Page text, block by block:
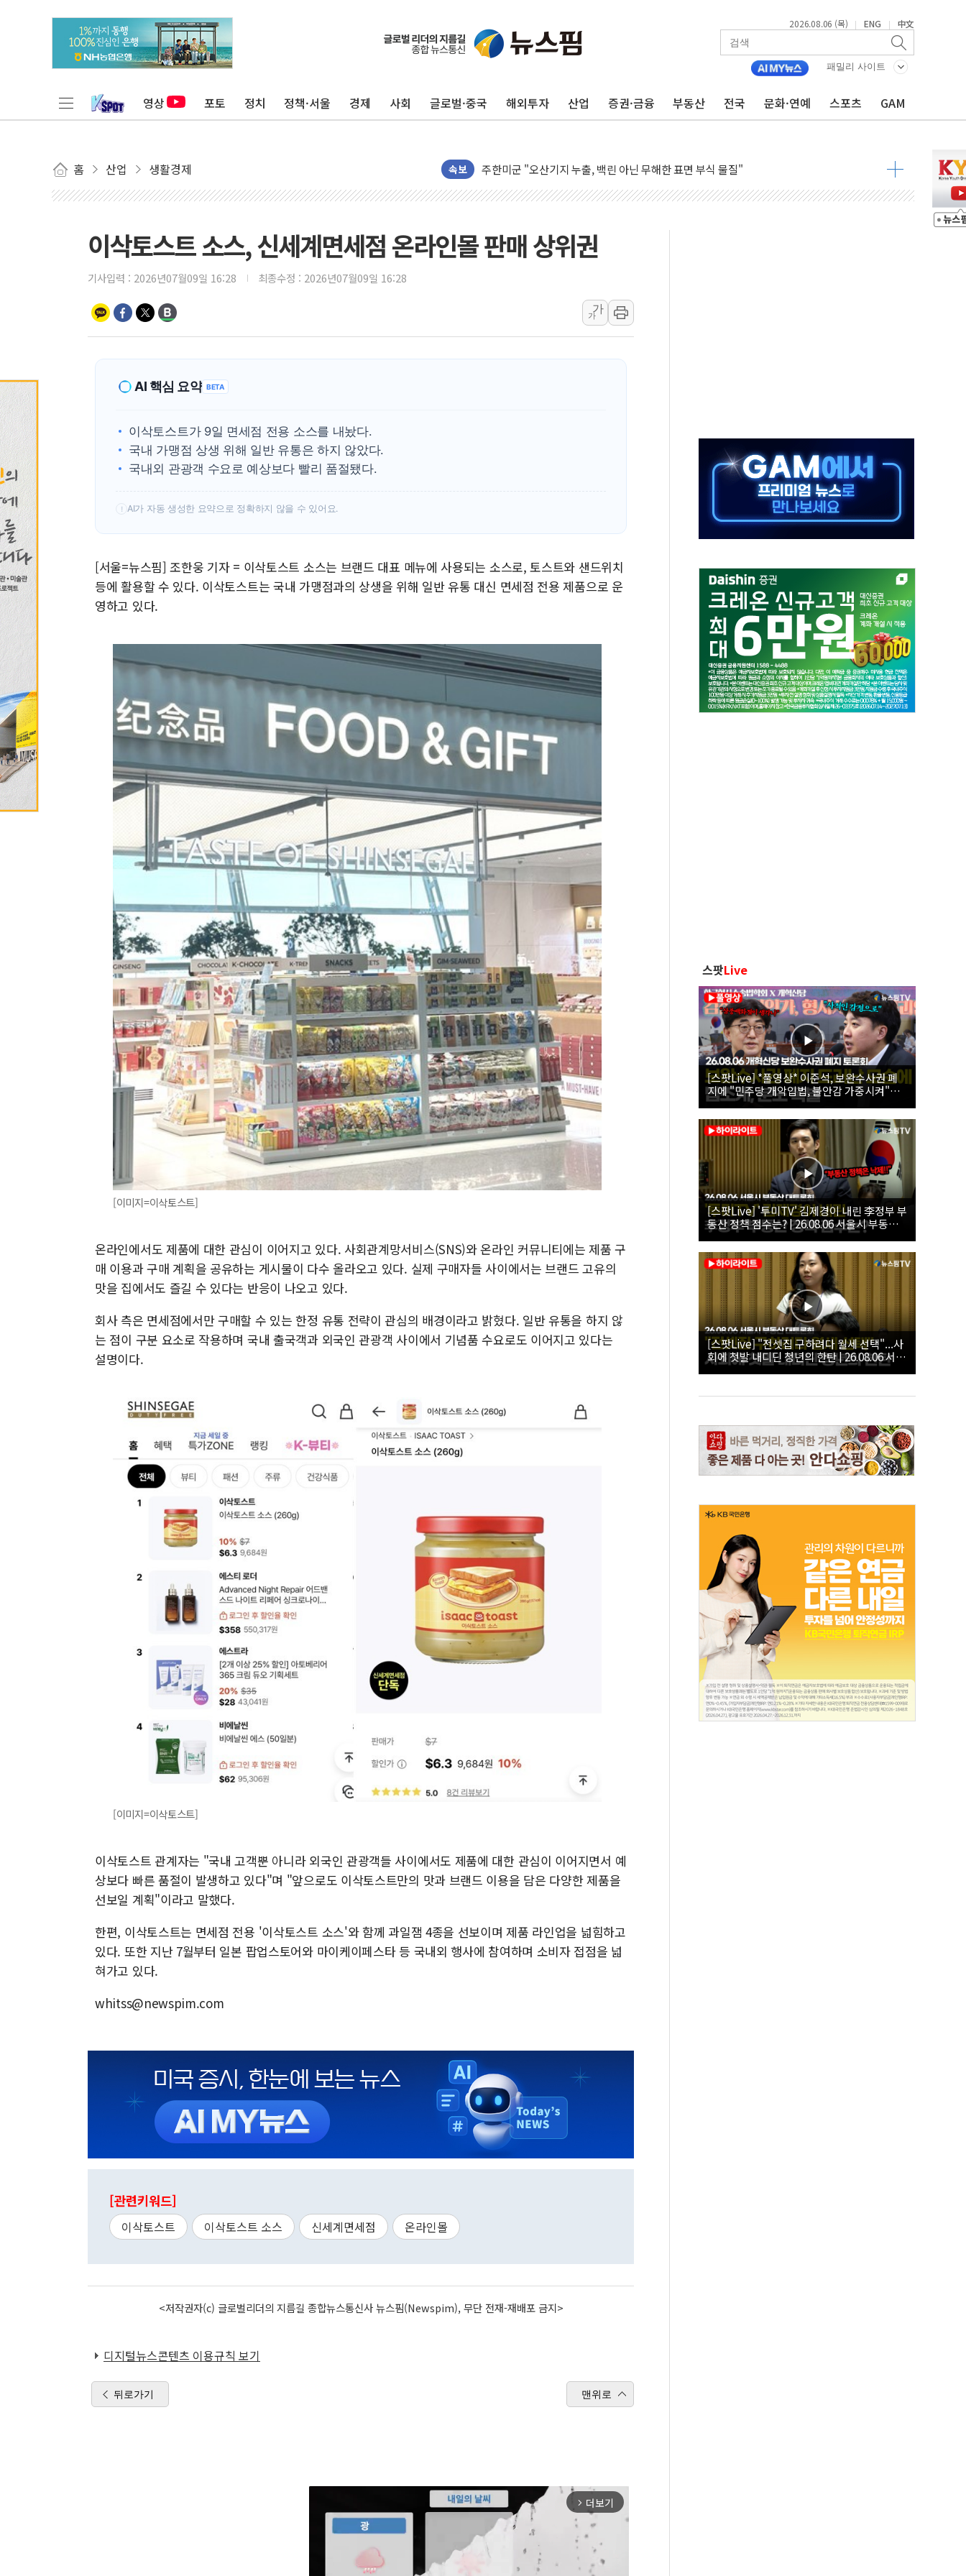
2026.08.06 (목) | ENG | 中文
패밀리 사이트
영상 포토 정치 정책·서울 경제 사회 글로벌·중국 해외투자 산업 증권·금융 부동산 전국 문화·연예 스포츠 GAM
홈 산업 생활경제 속보
우크라 드론 전술, 중남미 콜롬비아에 새 안보 위기… 반군·마약카르텔이 습득해 전투 활용
동해해경, 독도 해상서 부유물 감긴 어선 구조
구미 폐염산처리업체서 불 2시간30여분만에 진화...외국인 노동자 숨져
해군과 함께하는 '불금전파, 송정' 시즌2
[코인 시황] 비트코인, ETF 자금 유입에도 박스권…美 암호화폐 법안 처리 여부도 변수
[르포] 39도 폭염 속 잠실 개표소 시위 '62일째'..."대부분 여기서 상주"
빚투·레버리지 줄었지만, 반도체 두 종목에 코스피 '휘청'
양주 가전제품 창고서 화재…차량 3대·건물 1동 전소
[2보] 북한, 원산서 동해상 단거리 탄도미사일 발사
종로·중구 오피스 78%가 준공 10년 이상…리뉴얼이 경쟁력 가른다
[종합] 특검, '양평' 원희룡 2차 조사…'당정대 회의' 한동훈·방기선 수사도 속도
이삭토스트 소스, 신세계면세점 온라인몰 판매 상위권
기사입력 : 2026년07월09일 16:28 최종수정 : 2026년07월09일 16:28
가
가
AI 핵심 요약 BETA
이삭토스트가 9일 면세점 전용 소스를 내놨다.
국내 가맹점 상생 위해 일반 유통은 하지 않았다.
국내외 관광객 수요로 예상보다 빨리 품절됐다.
! AI가 자동 생성한 요약으로 정확하지 않을 수 있어요.
[서울=뉴스핌] 조한웅 기자 = 이삭토스트 소스는 브랜드 대표 메뉴에 사용되는 소스로, 토스트와 샌드위치
등에 활용할 수 있다. 이삭토스트는 국내 가맹점과의 상생을 위해 일반 유통 대신 면세점 전용 제품으로 운
영하고 있다.
[이미지=이삭토스트]
온라인에서도 제품에 대한 관심이 이어지고 있다. 사회관계망서비스(SNS)와 온라인 커뮤니티에는 제품 구
매 이용과 구매 계획을 공유하는 게시물이 다수 올라오고 있다. 실제 구매자들 사이에서는 브랜드 고유의
맛을 집에서도 즐길 수 있다는 반응이 나오고 있다.
회사 측은 면세점에서만 구매할 수 있는 한정 유통 전략이 관심의 배경이라고 밝혔다. 일반 유통을 하지 않
는 점이 구분 요소로 작용하며 국내 출국객과 외국인 관광객 사이에서 기념품 수요로도 이어지고 있다는
설명이다.
[이미지=이삭토스트]
이삭토스트 관계자는 "국내 고객뿐 아니라 외국인 관광객들 사이에서도 제품에 대한 관심이 이어지면서 예
상보다 빠른 품절이 발생하고 있다"며 "앞으로도 이삭토스트만의 맛과 브랜드 이용을 담은 다양한 제품을
선보일 계획"이라고 말했다.
한편, 이삭토스트는 면세점 전용 '이삭토스트 소스'와 함께 과일잼 4종을 선보이며 제품 라인업을 넓힘하고
있다. 또한 지난 7월부터 일본 팝업스토어와 마이케이페스타 등 국내외 행사에 참여하며 소비자 접점을 넓
혀가고 있다.
whitss@newspim.com
[관련키워드]
이삭토스트 이삭토스트 소스 신세계면세점 온라인몰
<저작권자(c) 글로벌리더의 지름길 종합뉴스통신사 뉴스핌(Newspim), 무단 전재-재배포 금지>
디지털뉴스콘텐츠 이용규칙 보기
뒤로가기 맨위로
arrow_forward_ios 더보기
스팟Live
[스팟Live] *풀영상* 이준석, 보완수사권 폐
지에 "민주당 개악입법, 불안감 가중시켜"｜
26.08.06 개혁신당 보완수사권 폐지 토론회
[스팟Live] '투미TV' 김제경이 내린 李정부 부
동산 정책 점수는? | 26.08.06 서울시 부동산
대토론회
[스팟Live] "전셋집 구하려다 월세 선택"...사
회에 첫발 내디딘 청년의 한탄 | 26.08.06 서울
시 부동산 대토론회